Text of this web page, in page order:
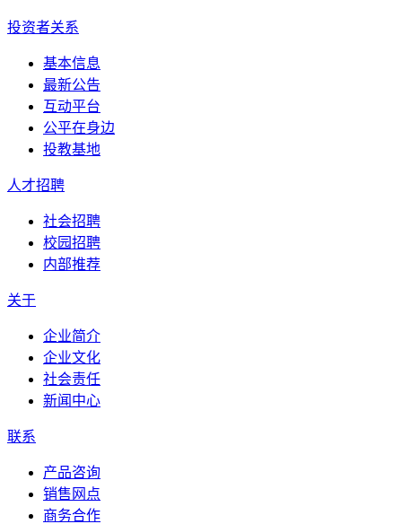
投资者关系
基本信息
最新公告
互动平台
公平在身边
投教基地
人才招聘
社会招聘
校园招聘
内部推荐
关于
企业简介
企业文化
社会责任
新闻中心
联系
产品咨询
销售网点
商务合作